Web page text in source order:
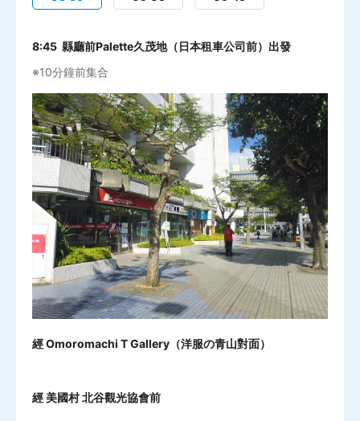
8:45 縣廳前Palette久茂地（日本租車公司前）出發
※10分鐘前集合
經 Omoromachi T Gallery（洋服の青山對面）
經 美國村 北谷觀光協會前